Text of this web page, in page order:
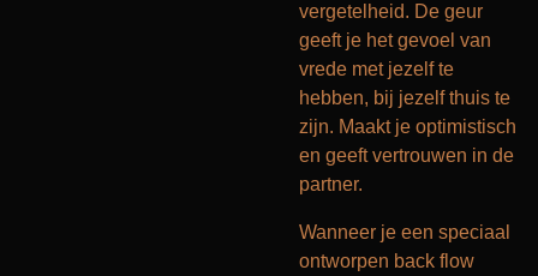
vergetelheid. De geur
geeft je het gevoel van
vrede met jezelf te
hebben, bij jezelf thuis te
zijn. Maakt je optimistisch
en geeft vertrouwen in de
partner.
Wanneer je een speciaal
ontworpen back flow